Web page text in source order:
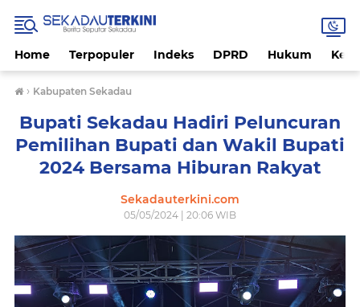
Home Terpopuler Indeks DPRD Hukum
› Kabupaten Sekadau
Bupati Sekadau Hadiri Peluncuran
Pemilihan Bupati dan Wakil Bupati
2024 Bersama Hiburan Rakyat
Sekadauterkini.com
05/05/2024 | 20:06 WIB